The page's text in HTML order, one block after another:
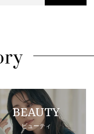
BEAUTY
ビューティ